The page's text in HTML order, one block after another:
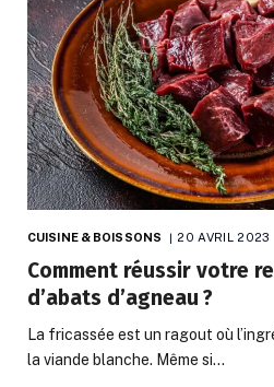
CUISINE & BOISSONS 20 AVRIL 2023
Comment réussir votre
d’abats d’agneau ?
La fricassée est un ragout où
la viande blanche. Même si…